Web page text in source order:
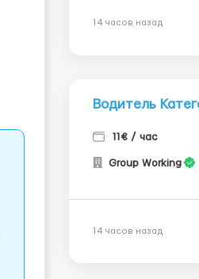
14 часов назад
Водитель
11€ / час
Group Working
14 часов назад